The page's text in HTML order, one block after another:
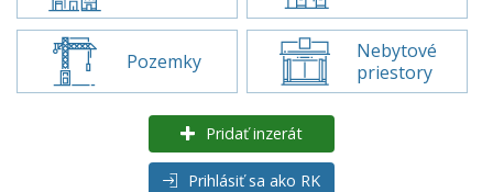
Pozemky
Nebytové
priestory
Pridať inzerát
Prihlásiť sa ako RK